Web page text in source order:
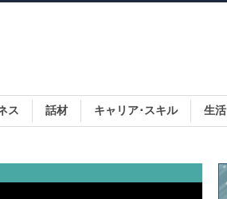
ス 話材 キャリア･スキル 生活